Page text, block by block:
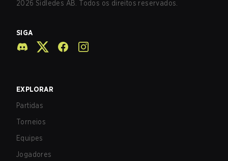
2026 Sidledes AB. Todos os direitos reservados.
SIGA
EXPLORAR
Partidas
Torneios
Equipes
Jogadores